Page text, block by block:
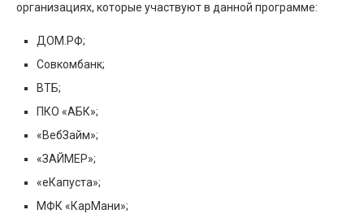
организациях, которые участвуют в данной программе:
ДОМ.РФ;
Совкомбанк;
ВТБ;
ПКО «АБК»;
«ВебЗайм»;
«ЗАЙМЕР»;
«еКапуста»;
МФК «КарМани»;